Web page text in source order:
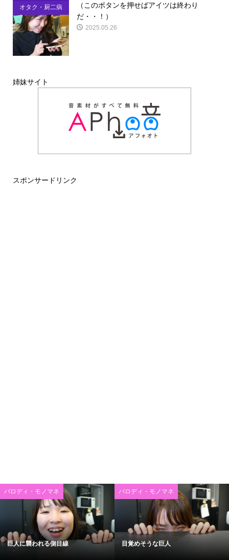
オタク・厨二病
（このボタンを押せばアイツは終わり
だ・・！）
2025.05.26
姉妹サイト
スポンサードリンク
パロディ・モノマネ
巨人に襲われる側目線
パロディ・モノマネ
目覚めそうな巨人